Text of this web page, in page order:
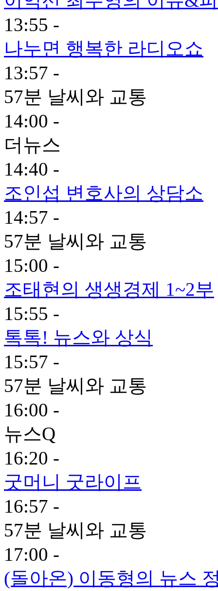
13:55 -
나누면 행복한 라디오쇼
13:57 -
57분 날씨와 교통
14:00 -
더뉴스
14:40 -
조인섭 변호사의 상담소
14:57 -
57분 날씨와 교통
15:00 -
조태현의 생생경제 1~2부
15:55 -
톡톡! 뉴스와 상식
15:57 -
57분 날씨와 교통
16:00 -
뉴스Q
16:20 -
굿머니 굿라이프
16:57 -
57분 날씨와 교통
17:00 -
(돌아온) 이동형의 뉴스